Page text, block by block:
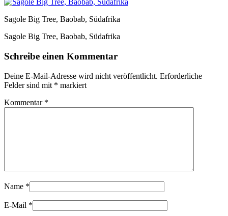
Sagole Big Tree, Baobab, Südafrika
Sagole Big Tree, Baobab, Südafrika
Schreibe einen Kommentar
Deine E-Mail-Adresse wird nicht veröffentlicht. Erforderliche
Felder sind mit * markiert
Kommentar *
Name *
E-Mail *